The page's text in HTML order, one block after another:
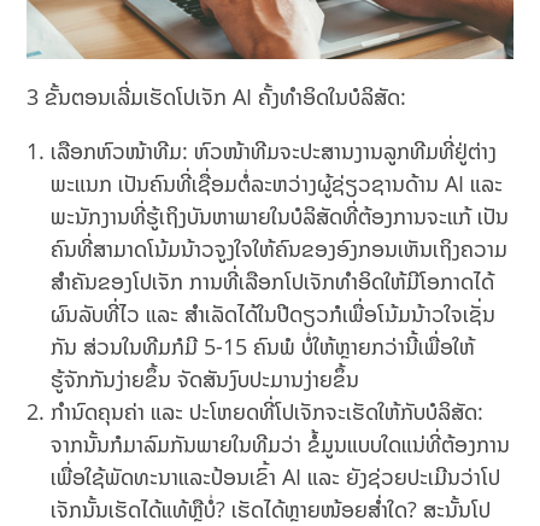
3 ຂັ້ນຕອນເລີ່ມເຮັດໂປເຈັກ AI ຄັ້ງທຳອິດໃນບໍລິສັດ:
ເລືອກຫົວໜ້າທີມ: ຫົວໜ້າທີມຈະປະສານງານລູກທີມທີ່ຢູ່ຕ່າງ
ພະແນກ ເປັນຄົນທີ່ເຊື່ອມຕໍ່ລະຫວ່າງຜູ້ຊ່ຽວຊານດ້ານ AI ແລະ
ພະນັກງານທີ່ຮູ້ເຖິງບັນຫາພາຍໃນບໍລິສັດທີ່ຕ້ອງການຈະແກ້ ເປັນ
ຄົນທີ່ສາມາດໂນ້ມນ້າວຈູງໃຈໃຫ້ຄົນຂອງອົງກອນເຫັນເຖິງຄວາມ
ສຳຄັນຂອງໂປເຈັກ ການທີ່ເລືອກໂປເຈັກທຳອິດໃຫ້ມີໂອກາດໄດ້
ຜົນລັບທີ່ໄວ ແລະ ສຳເລັດໄດ້ໃນປີດຽວກໍເພື່ອໂນ້ມນ້າວໃຈເຊັ່ນ
ກັນ ສ່ວນໃນທີມກໍມີ 5-15 ຄົນພໍ ບໍ່ໃຫ້ຫຼາຍກວ່ານີ້ເພື່ອໃຫ້
ຮູ້ຈັກກັນງ່າຍຂຶ້ນ ຈັດສັນງົບປະມານງ່າຍຂຶ້ນ
ກຳນົດຄຸນຄ່າ ແລະ ປະໂຫຍດທີ່ໂປເຈັກຈະເຮັດໃຫ້ກັບບໍລິສັດ:
ຈາກນັ້ນກໍມາລົມກັນພາຍໃນທີມວ່າ ຂໍ້ມູນແບບໃດແນ່ທີ່ຕ້ອງການ
ເພື່ອໃຊ້ພັດທະນາແລະປ້ອນເຂົ້າ AI ແລະ ຍັງຊ່ວຍປະເມີນວ່າໂປ
ເຈັກນັ້ນເຮັດໄດ້ແທ້ຫຼືບໍ່? ເຮັດໄດ້ຫຼາຍໜ້ອຍສຳ່ໃດ? ສະນັ້ນໂປ